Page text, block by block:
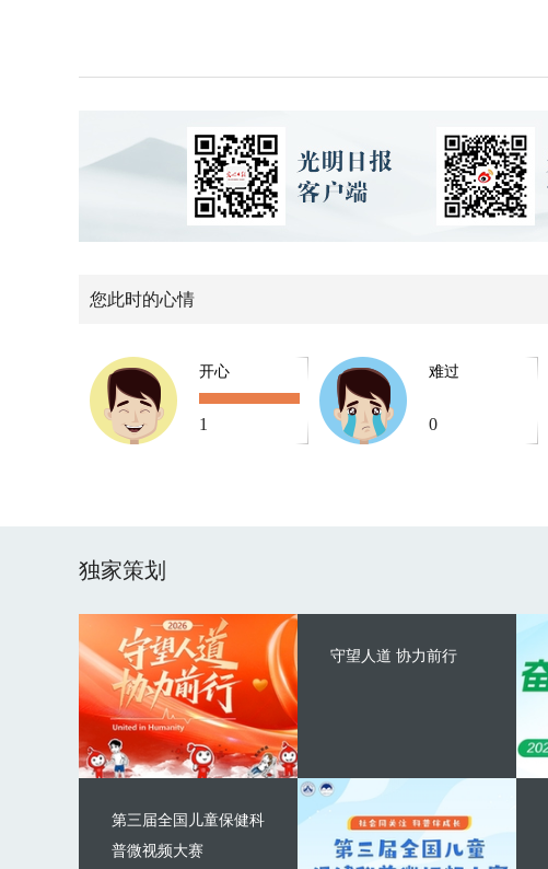
您此时的心情
开心
1
难过
0
独家策划
守望人道 协力前行
第三届全国儿童保健科
普微视频大赛